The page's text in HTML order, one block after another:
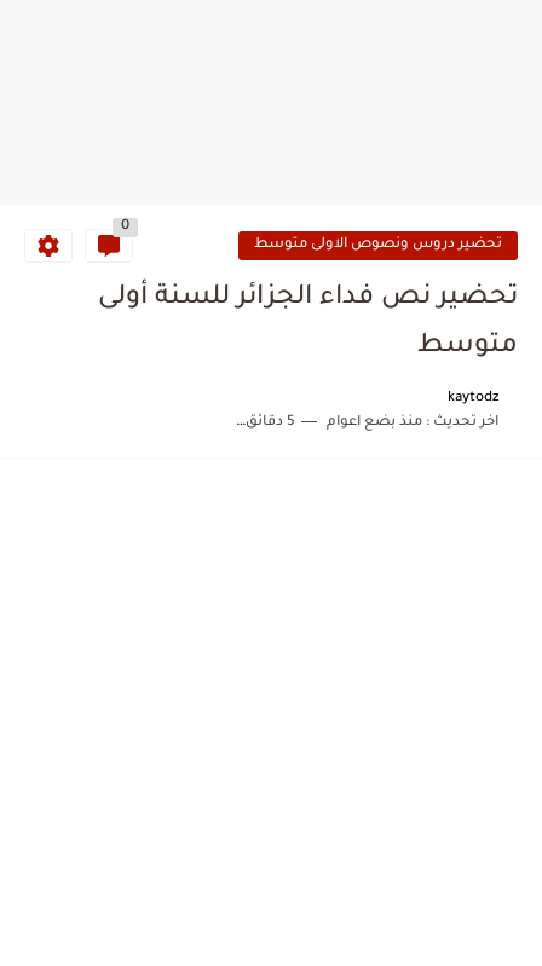
تحضير دروس ونصوص الاولى متوسط
0
تحضير نص فداء الجزائر للسنة أولى
متوسط
kaytodz
اخر تحديث :منذ بضع اعوام 5 دقائق للقراءة